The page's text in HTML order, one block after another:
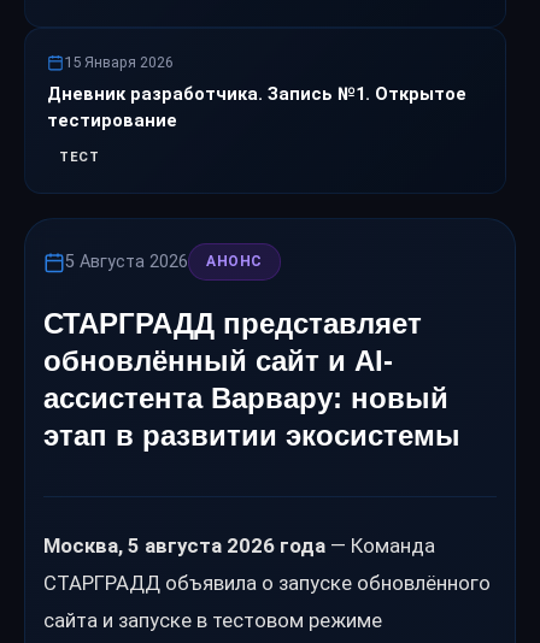
15 Января 2026
Дневник разработчика. Запись №1. Открытое
тестирование
ТЕСТ
5 Августа 2026 АНОНС
СТАРГРАДД представляет
обновлённый сайт и AI-
ассистента Варвару: новый
этап в развитии экосистемы
Москва, 5 августа 2026 года — Команда
СТАРГРАДД объявила о запуске обновлённого
сайта и запуске в тестовом режиме